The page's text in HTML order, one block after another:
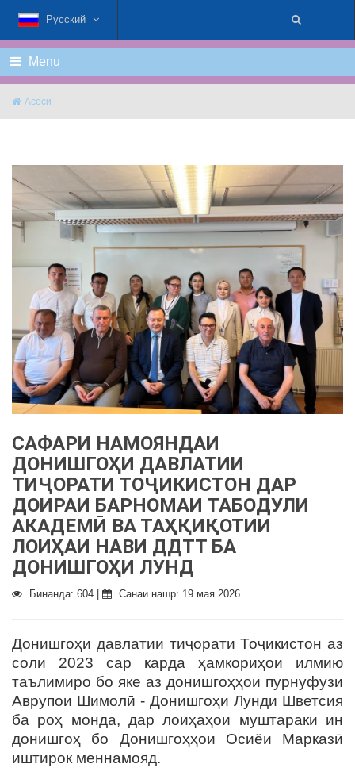
Русский
Menu
Асосӣ
САФАРИ НАМОЯНДАИ
ДОНИШГОҲИ ДАВЛАТИИ
ТИҶОРАТИ ТОҶИКИСТОН ДАР
ДОИРАИ БАРНОМАИ ТАБОДУЛИ
АКАДЕМӢ ВА ТАҲҚИҚОТИИ
ЛОИҲАИ НАВИ ДДТТ БА
ДОНИШГОҲИ ЛУНД
Бинанда: 604 | Санаи нашр: 19 мая 2026
Донишгоҳи давлатии тиҷорати Тоҷикистон аз
соли 2023 сар карда ҳамкориҳои илмию
таълимиро бо яке аз донишгоҳҳои пурнуфузи
Аврупои Шимолӣ - Донишгоҳи Лунди Шветсия
ба роҳ монда, дар лоиҳаҳои муштараки ин
донишгоҳ бо Донишгоҳҳои Осиёи Марказӣ
иштирок меннамояд.